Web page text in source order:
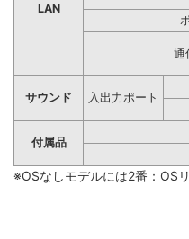
LAN
通
サウンド 入出力ポート
付属品
※OSなしモデルには2番：OS